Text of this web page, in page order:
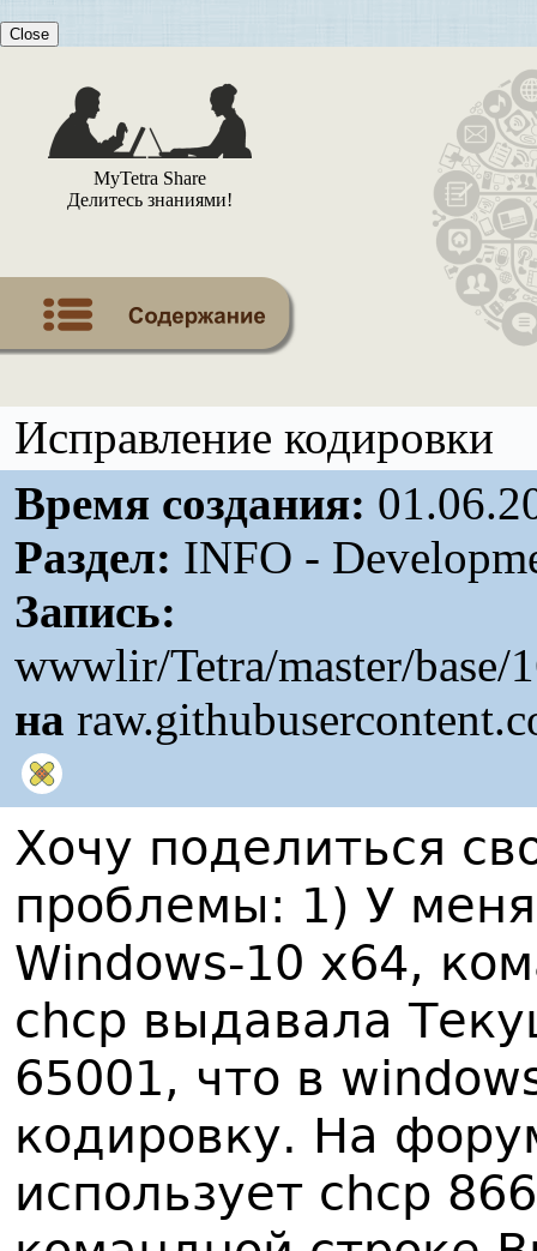
Close
MyTetra Share
Делитесь знаниями!
Исправление кодировки
Время создания:
Раздел: INFO -
Запись:
wwwlir/Tetra/master/
на
Хочу поделиться
проблемы: 1) У
Windows-10 x64,
chcp выдавала
65001, что в
кодировку. На
использует chcp